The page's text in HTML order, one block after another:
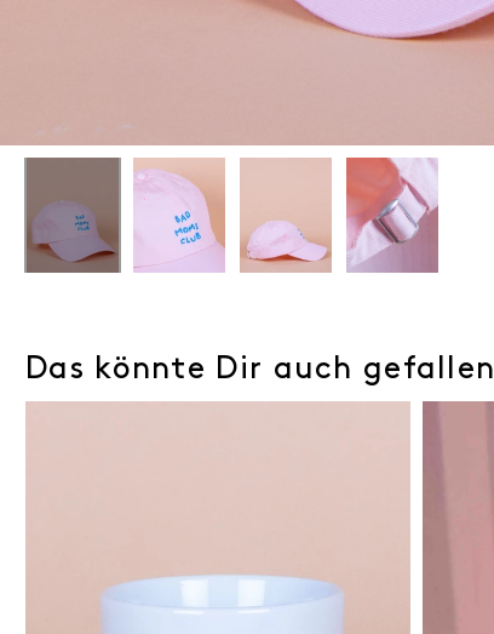
Das könnte Dir auch gefallen